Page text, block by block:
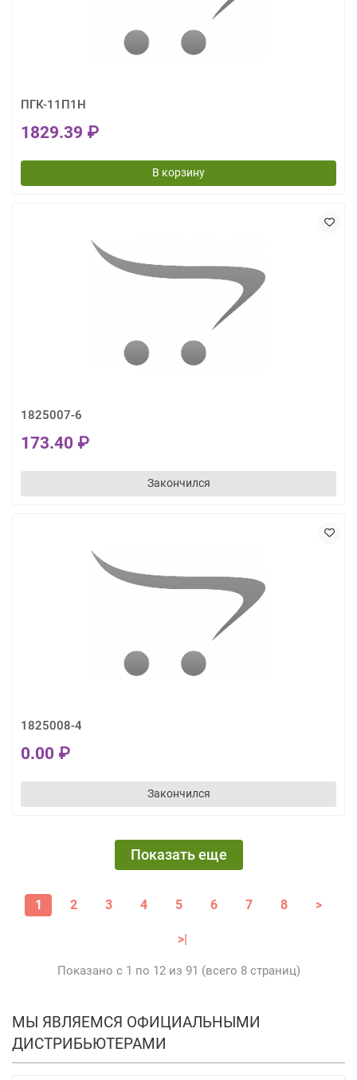
ПГК-11П1Н
1829.39 ₽
В корзину
1825007-6
173.40 ₽
Закончился
1825008-4
0.00 ₽
Закончился
Показать еще
1 2 3 4 5 6 7 8 >
>|
Показано с 1 по 12 из 91 (всего 8 страниц)
МЫ ЯВЛЯЕМСЯ ОФИЦИАЛЬНЫМИ
ДИСТРИБЬЮТЕРАМИ